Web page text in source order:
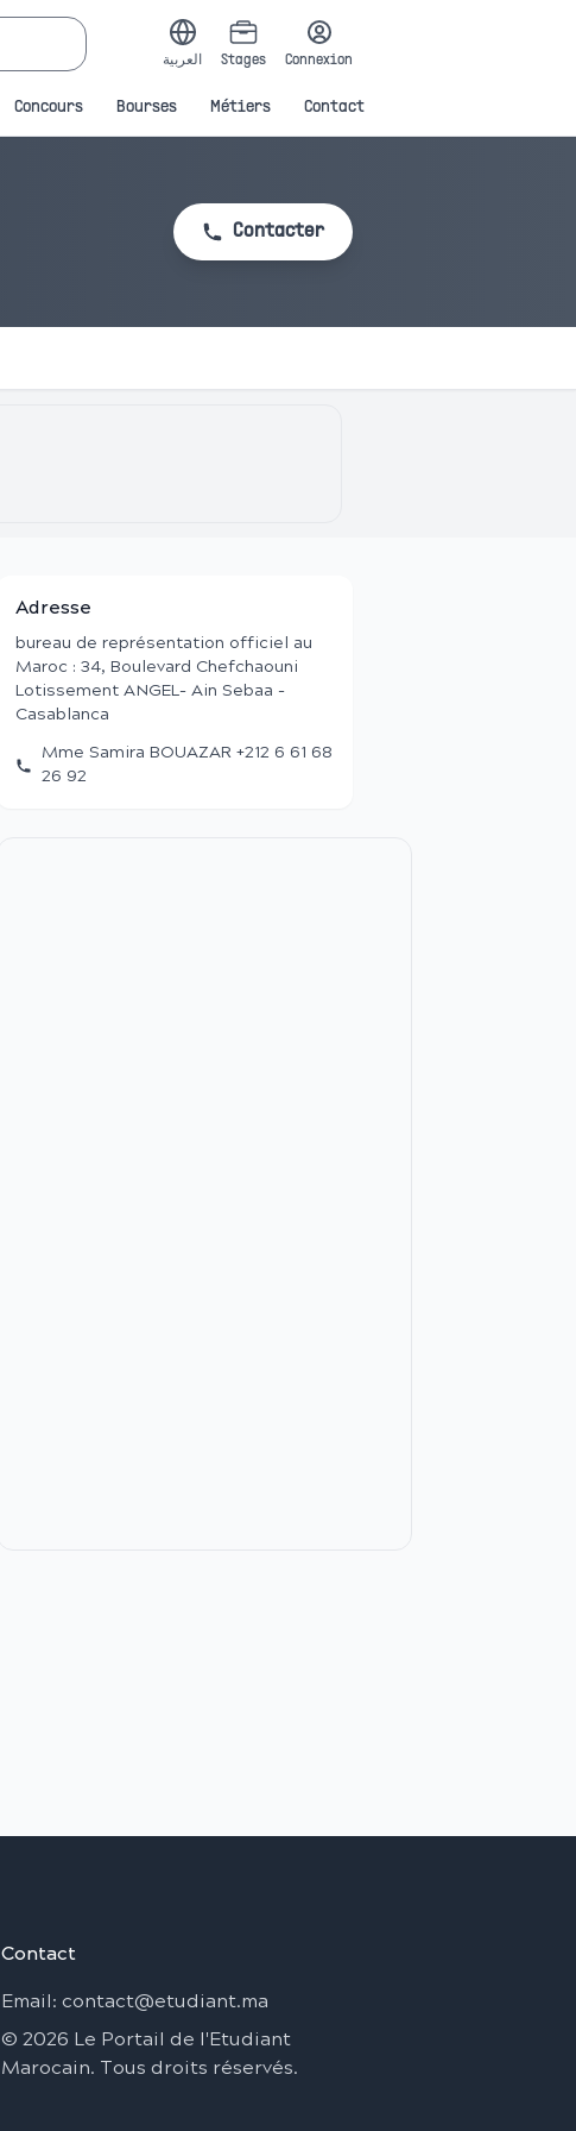
العربية Stages Connexion
Concours Bourses Métiers Contact
Contacter
Adresse
bureau de représentation officiel au
Maroc : 34, Boulevard Chefchaouni
Lotissement ANGEL- Ain Sebaa -
Casablanca
Mme Samira BOUAZAR +212 6 61 68
26 92
Contact
Email: contact@etudiant.ma
© 2026 Le Portail de l'Etudiant
Marocain. Tous droits réservés.